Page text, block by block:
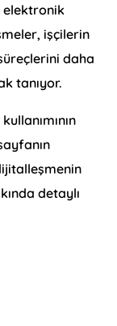
işçilerin
daha
tanıyor.
detaylı